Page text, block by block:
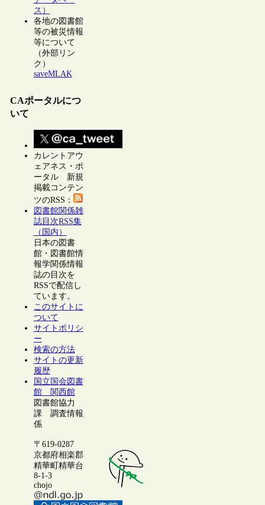
ス）
各地の図書館
等の被災情報
等について
（外部リン
ク）
saveMLAK
CAポータルにつ
いて
カレントアウ
ェアネス・ポ
ータル 新規
掲載コンテン
ツのRSS：
図書館関係雑
誌目次RSS集
（国内）
日本の図書
館・図書館情
報学関係情報
誌の目次を
RSSで配信し
ています。
このサイトに
ついて
サイトポリシ
ー
検索の方法
サイトの更新
履歴
国立国会図書
館 関西館
図書館協力
課 調査情報
係
〒619-0287
京都府相楽郡
精華町精華台
8-1-3
chojo